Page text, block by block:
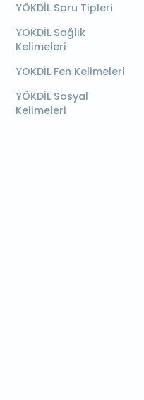
YÖKDİL Soru Tipleri
YÖKDİL Sağlık
Kelimeleri
YÖKDİL Fen Kelimeleri
YÖKDİL Sosyal
Kelimeleri